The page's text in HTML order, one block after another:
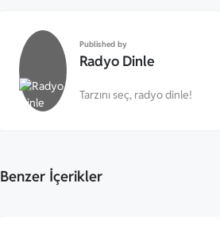
Published by
Radyo Dinle
Tarzını seç, radyo dinle!
Benzer İçerikler